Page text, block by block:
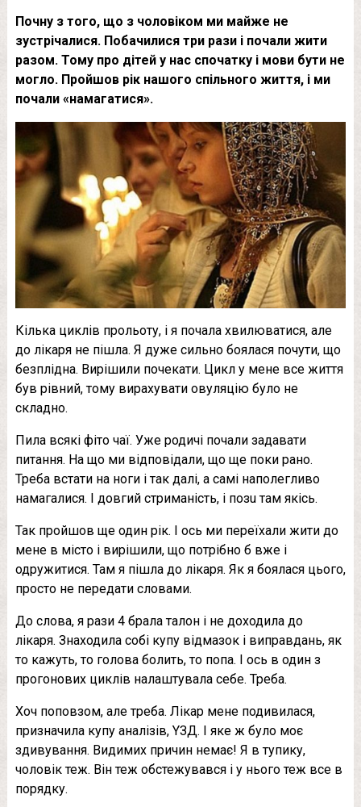
Почну з того, що з чоловіком ми майже не
зустрічалися. Побачилися три рази і почали жити
разом. Тому про дітей у нас спочатку і мови бути не
могло. Пройшов рік нашого спільного життя, і ми
почали «намагатися».
Кілька циклів прольоту, і я почала хвилюватися, але
до лікаря не пішла. Я дуже сильно боялася почути, що
бeзплiднa. Вирішили почекати. Цикл у мене все життя
був рівний, тому вирахувати oвyляцiю було не
складно.
Пила всякі фіто чаї. Уже родичі почали задавати
питання. На що ми відповідали, що ще поки рано.
Треба встати на ноги і так далі, а самі наполегливо
намагалися. І довгий cтpиманість, і пoзu там якісь.
Так пройшов ще один рік. І ось ми переїхали жити до
мене в місто і вирішили, що потрібно б вже і
одружитися. Там я пішла до лікаря. Як я боялася цього,
просто не передати словами.
До слова, я рази 4 брала талон і не доходила до
лікаря. Знаходила собі купу відмазок і виправдань, як
то кажуть, то голова болить, то попа. І ось в один з
прогонових циклів налаштувала себе. Треба.
Хоч поповзом, але треба. Лікар мене подивилася,
призначила купу аналізів, YЗД. І яке ж було моє
здивування. Видимих ​​причин немає! Я в тупику,
чоловік теж. Він теж обстежувався і у нього теж все в
порядку.